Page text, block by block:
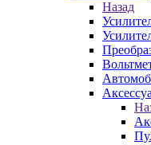
Назад